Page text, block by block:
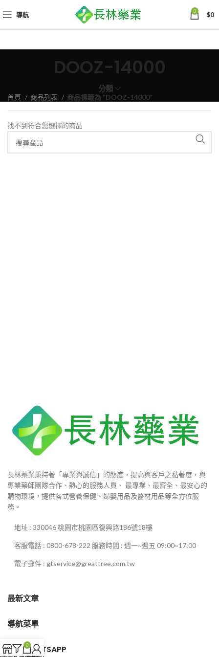
導航 0 $0
DOOZ-14000
分類
首頁 商品列表 商品標籤為 “DOOZ-14000”
找不到符合您選擇的商品
長林藥業秉持著「專業與誠信」的態度，提高與客戶之黏著度，與
專業藥師團隊合作、熱心的服務人員、 最專業、最齊全、最安心的
購物環境，提供各式營養保健、婦嬰用品及醫材用品等全方位服
務。
地址 : 330046 桃園市桃園區復興路186號18樓
客服電話 : 0800-678-222 服務時間 : 週一~週五 09:00~17:00
電子郵件 : gtservice@greattree.com.tw
最新文章
導航菜單
客服WHATSAPP
0